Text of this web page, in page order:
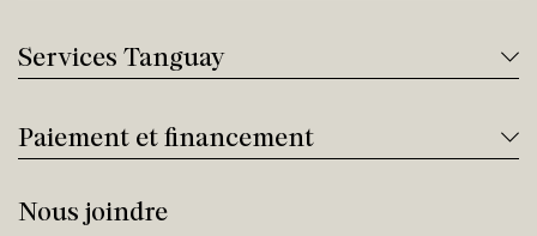
Services Tanguay
Paiement et financement
Nous joindre